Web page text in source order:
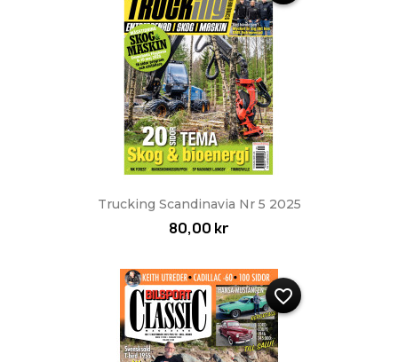
Trucking Scandinavia Nr 5 2025
80,00 kr
favorite_border